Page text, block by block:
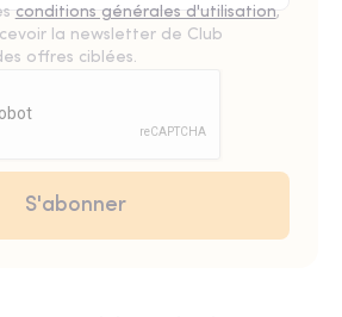
conditions générales d'utilisation,
la newsletter de Club
offres ciblées.